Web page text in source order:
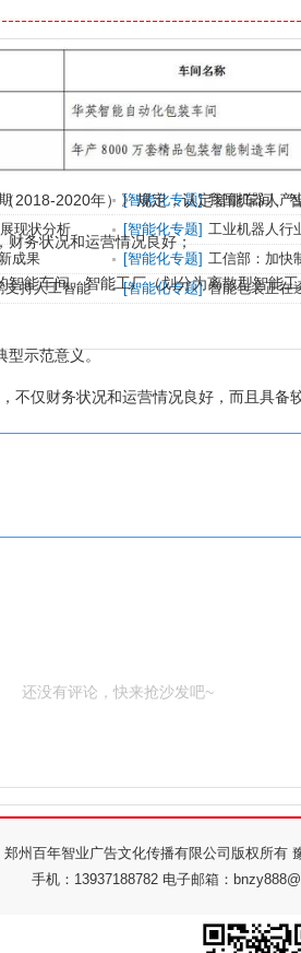
2020年）》规定，认定智能车间、
务状况和运营情况良好；
车间、智能工厂（划分为离散型智能
示范意义。
仅财务状况和运营情况良好，而且具备
同发力助推产业创新发展
域应用场景加快布局
[智能化专题] 我国机器人产
现状分析 [智能化专题] 工业机器人行
地图
成果 [智能化专题] 工信部：加快
化步伐
支持人工智能
[智能化专题] 智能包装正在
还没有评论，快来抢沙发吧~
郑州百年智业广告文化传播有限公司版权所有
手机：13937188782 电子邮箱：